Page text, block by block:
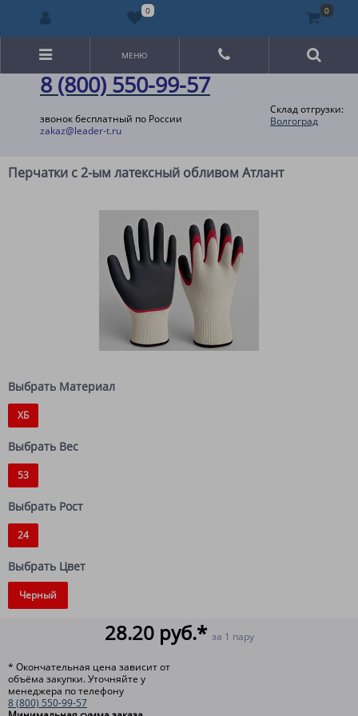
8 (800) 550-99-57
звонок бесплатный по России
zakaz@leader-t.ru
Склад отгрузки:
Волгоград
МЕНЮ
Перчатки с 2-ым латексный обливом Атлант
Выбрать Материал
ХБ
Выбрать Вес
53
Выбрать Рост
24
Выбрать Цвет
Черный
28.20 руб.* за 1 пару
* Окончательная цена зависит от
объёма закупки. Уточняйте у
менеджера по телефону
8 (800) 550-99-57
0 0